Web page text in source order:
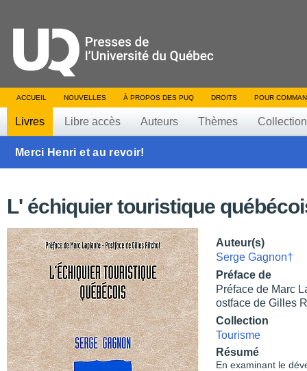
ACCUEIL NOUVELLES À PROPOS DES PUQ DROITS POUR
Livres Libre accès Auteurs Thèmes
Merci Henri et au revoir!
L' échiquier touristique
Auteur(s)
Serge Gagnon†
Préface de
Préface de Marc
ostface de Gilles
Collection
Tourisme
Résumé
En examinant le